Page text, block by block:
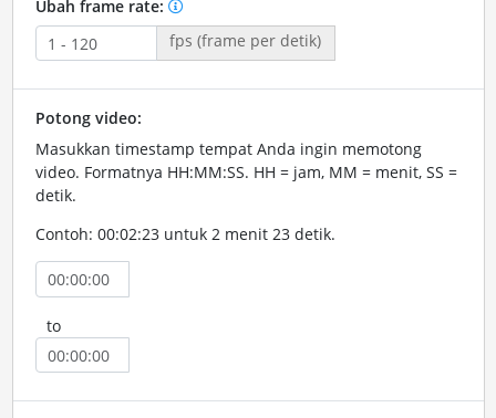
Ubah frame rate:
fps (frame per detik)
Potong video:
Masukkan timestamp tempat Anda ingin memotong
video. Formatnya HH:MM:SS. HH = jam, MM = menit, SS =
detik.
Contoh: 00:02:23 untuk 2 menit 23 detik.
to